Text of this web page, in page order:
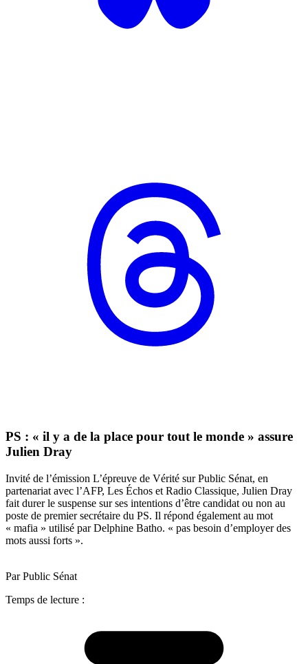
PS : « il y a de la place pour tout le monde » assure
Julien Dray
Invité de l’émission L’épreuve de Vérité sur Public Sénat, en
partenariat avec l’AFP, Les Échos et Radio Classique, Julien Dray
fait durer le suspense sur ses intentions d’être candidat ou non au
poste de premier secrétaire du PS. Il répond également au mot
« mafia » utilisé par Delphine Batho. « pas besoin d’employer des
mots aussi forts ».
Par Public Sénat
Temps de lecture :